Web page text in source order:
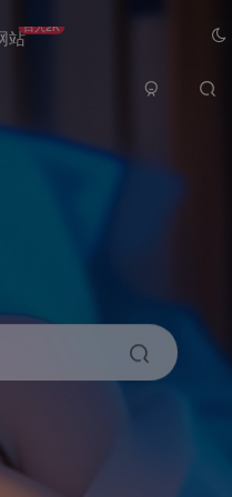
站日入2K